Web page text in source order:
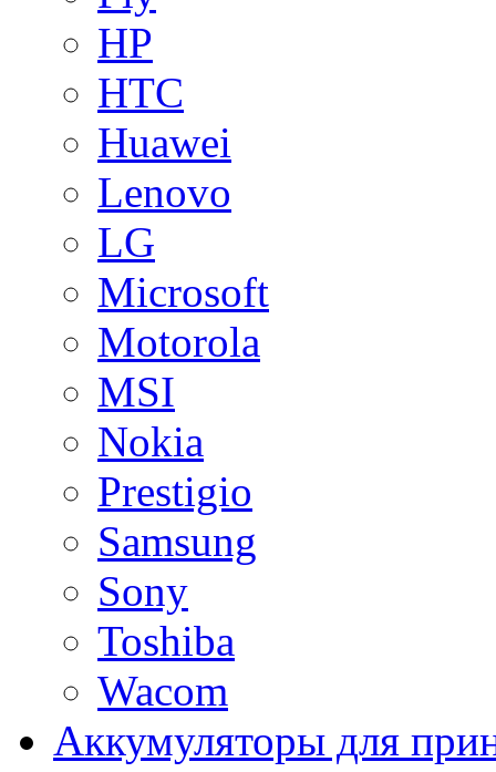
HP
HTC
Huawei
Lenovo
LG
Microsoft
Motorola
MSI
Nokia
Prestigio
Samsung
Sony
Toshiba
Wacom
Аккумуляторы для